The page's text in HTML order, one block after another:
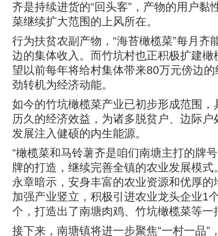
齐是持续进货的“回头客”，产物的用户黏
菜继续扩大范围的上风所在。
行为扶贫农副产物，“海苔橄榄菜”每月齐
边的集体收入。而竹坑村也正积极扩建
望以前每年将给村集体带来80万元傍边
劲转机为经济动能。
如今的竹坑橄榄菜产业已初步形成范围
历久的经济效益，为诸多脱贫户、边际
发展注入健硕的内生能源。
“橄榄菜和马铃薯齐是咱们南塘主打的牌
牌的打造，继续完善全镇的农业发展模式
永章暗示，安身丰富的农业资源和优厚
加强产业竖立，积极引进农业龙头企业1
个，打造出了南塘肉鸡、竹坑橄榄菜等一
接下来，南塘镇将进一步聚焦“一村一品”